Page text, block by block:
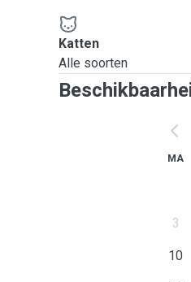
Katten
Alle soorten
MA
3
10